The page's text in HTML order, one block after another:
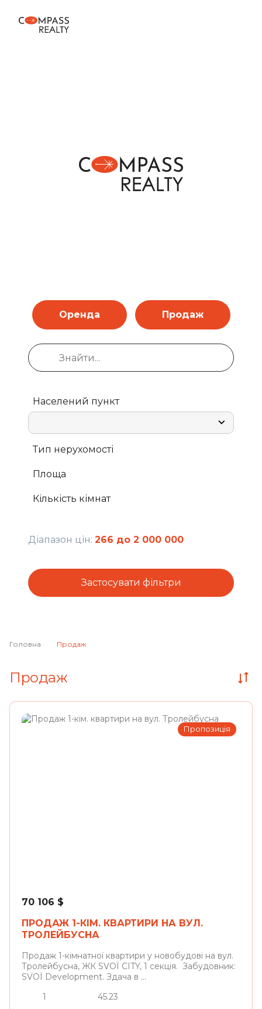
Оренда Продаж
Населений пункт
Тип нерухомості
Площа
Кількість кімнат
Діапазон цін: 266 до 2 000 000
Застосувати фільтри
Головна Продаж
Продаж
Пропозиція
70 106 $
ПРОДАЖ 1-КІМ. КВАРТИРИ НА ВУЛ.
ТРОЛЕЙБУСНА
Продаж 1-кімнатної квартири у новобудові на вул.
Тролейбусна, ЖК SVOЇ CITY, 1 секція. Забудовник:
SVOЇ Development. Здача в ...
1
45.23